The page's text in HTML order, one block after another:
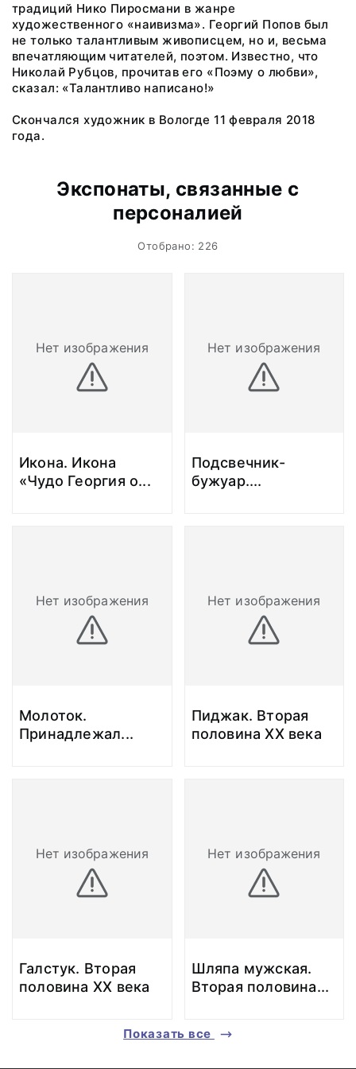
традиций Нико Пиросмани в жанре
художественного «наивизма». Георгий Попов был
не только талантливым живописцем, но и, весьма
впечатляющим читателей, поэтом. Известно, что
Николай Рубцов, прочитав его «Поэму о любви»,
сказал: «Талантливо написано!»
Скончался художник в Вологде 11 февраля 2018
года.
Экспонаты, связанные с
персоналией
Отобрано: 226
Нет изображения
Икона. Икона
«Чудо Георгия о...
Нет изображения
Подсвечник-
бужуар....
Нет изображения
Молоток.
Принадлежал...
Нет изображения
Пиджак. Вторая
половина XX века
Нет изображения
Галстук. Вторая
половина XX века
Нет изображения
Шляпа мужская.
Вторая половина...
Показать все